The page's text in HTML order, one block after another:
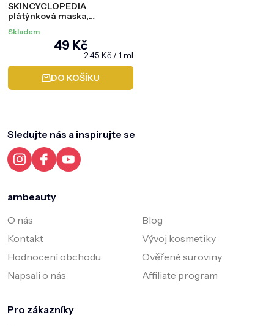
SKINCYCLOPEDIA
plátýnková maska,
Skladem
49 Kč
Měrná
cena:
2,45 Kč / 1 ml
DO KOŠÍKU
Sledujte nás a inspirujte se
ambeauty
O nás
Kontakt
Hodnocení obchodu
Napsali o nás
Blog
Vývoj kosmetiky
Ověřené suroviny
Affiliate program
Pro zákazníky